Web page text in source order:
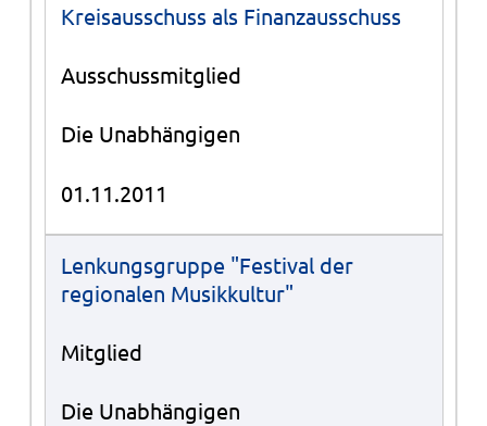
Kreisausschuss als Finanzausschuss
Ausschussmitglied
Die Unabhängigen
01.11.2011
Lenkungsgruppe "Festival der
regionalen Musikkultur"
Mitglied
Die Unabhängigen